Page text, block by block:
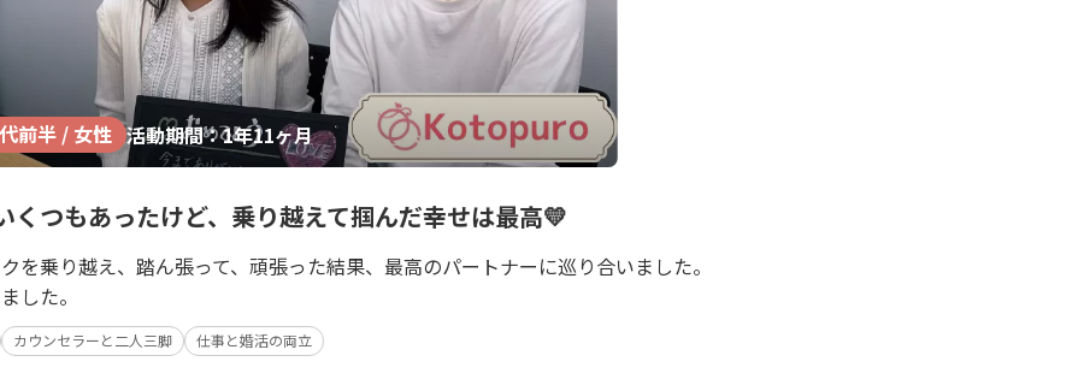
前半 / 女性 活動期間：1年11ヶ月
くつもあったけど、乗り越えて掴んだ幸せは最高💛
を乗り越え、踏ん張って、頑張った結果、最高のパートナーに巡り合いました。
した。
カウンセラーと二人三脚 仕事と婚活の両立